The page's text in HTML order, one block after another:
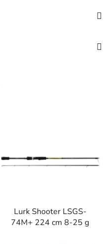
Lurk Shooter LSGS-
74M+ 224 cm 8-25 g